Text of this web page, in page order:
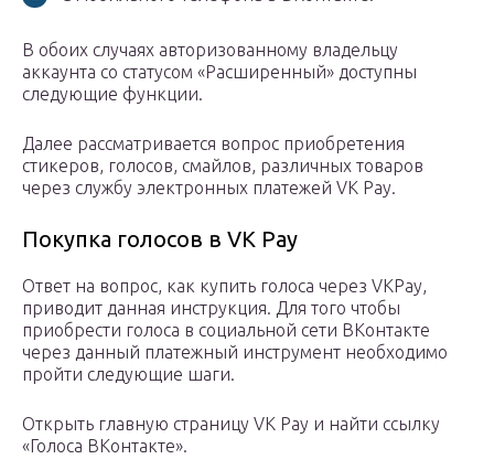
В обоих случаях авторизованному владельцу
аккаунта со статусом «Расширенный» доступны
следующие функции.
Далее рассматривается вопрос приобретения
стикеров, голосов, смайлов, различных товаров
через службу электронных платежей VK Pay.
Покупка голосов в VK Pay
Ответ на вопрос, как купить голоса через VKPay,
приводит данная инструкция. Для того чтобы
приобрести голоса в социальной сети ВКонтакте
через данный платежный инструмент необходимо
пройти следующие шаги.
Открыть главную страницу VK Pay и найти ссылку
«Голоса ВКонтакте».